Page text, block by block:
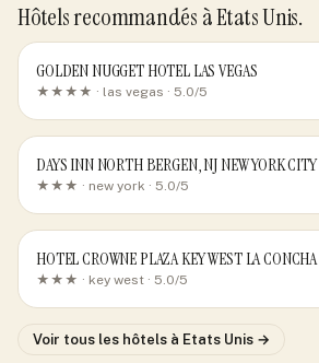
Hôtels recommandés à Etats Unis.
GOLDEN NUGGET HOTEL LAS VEGAS
★★★★ · las vegas · 5.0/5
DAYS INN NORTH BERGEN, NJ NEW YORK CITY
★★★ · new york · 5.0/5
HOTEL CROWNE PLAZA KEY WEST LA CONCHA
★★★ · key west · 5.0/5
Voir tous les hôtels à Etats Unis →